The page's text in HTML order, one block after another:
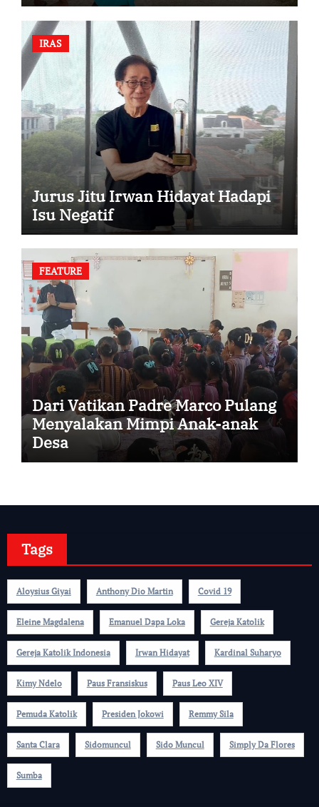
IRAS
Jurus Jitu Irwan Hidayat Hadapi
Isu Negatif
FEATURE
Dari Vatikan Padre Marco Pulang
Menyalakan Mimpi Anak-anak
Desa
Tags
Aloysius Giyai Anthony Dio Martin Covid 19
Eleine Magdalena Emanuel Dapa Loka Gereja Katolik
Gereja Katolik Indonesia Irwan Hidayat Kardinal Suharyo
Kimy Ndelo Paus Fransiskus Paus Leo XIV
Pemuda Katolik Presiden Jokowi Remmy Sila
Santa Clara Sidomuncul Sido Muncul Simply Da Flores
Sumba